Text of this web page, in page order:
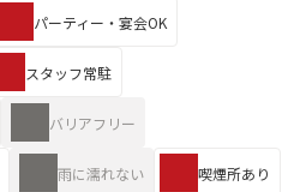
パーティー・宴会OK
スタッフ常駐
バリアフリー
雨に濡れない 喫煙所あり